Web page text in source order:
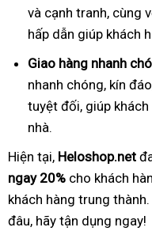
và cạnh tranh, cùng
hấp dẫn giúp khách
Giao hàng nhanh
nhanh chóng, kín
tuyệt đối, giúp
nhà.
Hiện tại, Heloshop.net
ngay 20% cho khách
khách hàng trung
đâu, hãy tận dụng ngay!